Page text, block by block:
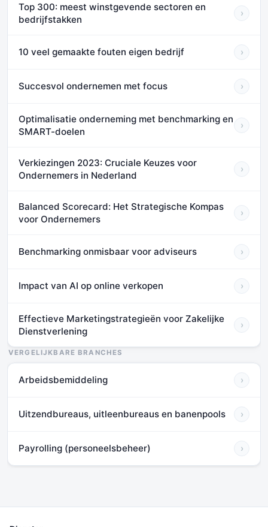
Top 300: meest winstgevende sectoren en
bedrijfstakken
›
10 veel gemaakte fouten eigen bedrijf ›
Succesvol ondernemen met focus ›
Optimalisatie onderneming met benchmarking en
SMART-doelen
›
Verkiezingen 2023: Cruciale Keuzes voor
Ondernemers in Nederland
›
Balanced Scorecard: Het Strategische Kompas
voor Ondernemers
›
Benchmarking onmisbaar voor adviseurs ›
Impact van AI op online verkopen ›
Effectieve Marketingstrategieën voor Zakelijke
Dienstverlening
›
VERGELIJKBARE BRANCHES
Arbeidsbemiddeling ›
Uitzendbureaus, uitleenbureaus en banenpools ›
Payrolling (personeelsbeheer) ›